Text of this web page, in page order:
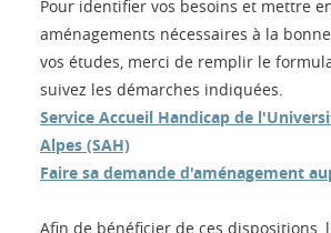
Pour identifier vos besoins et mettre
aménagements nécessaires à la
vos études, merci de remplir le
suivez les démarches indiquées.
Service Accueil Handicap de
Alpes (SAH)
Faire sa demande d'aménagement
Afin de bénéficier de ces dispositions,